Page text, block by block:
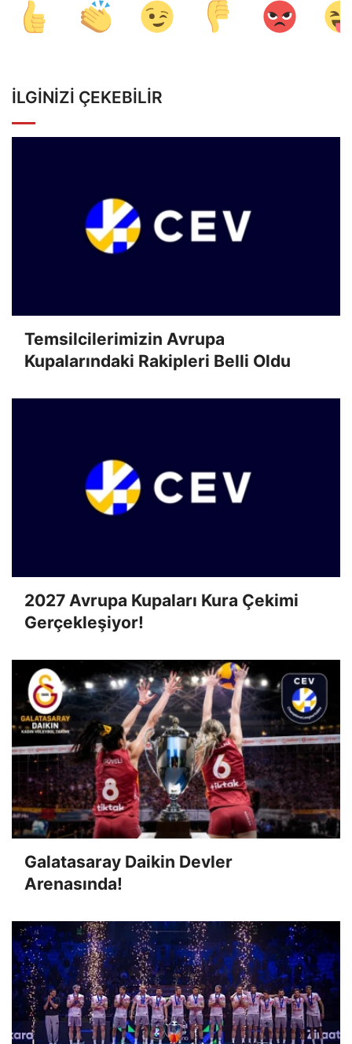
İLGINIZI ÇEKEBILIR
Temsilcilerimizin Avrupa
Kupalarındaki Rakipleri Belli Oldu
2027 Avrupa Kupaları Kura Çekimi
Gerçekleşiyor!
Galatasaray Daikin Devler
Arenasında!